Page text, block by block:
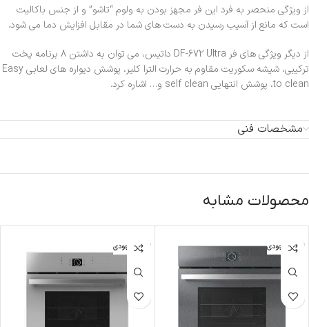
از ویژگی منحصر به فرد این فر مجهز بودن به ولوم “تاشو” و از جنس باکالیت
است که مانع از آسیب رسیدن به دست های شما در مقابل افزایش دما می شود.
از دیگر ویژگی های فر DF-672 Ultra داتیس، می توان به داشتن 8 برنامه پخت
ترکیبی، شیشه سکوریت مقاوم به حرارت الترا کلیر، پوشش دیواره های لعابی Easy
to clean، پوشش انتهایی self clean و… اشاره کرد.
مشخصات فنی
محصولات مشابه
اتمام موجودی اتمام موجودی